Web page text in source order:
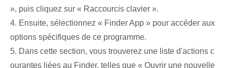
», puis cliquez sur « Raccourcis clavier ».
4. Ensuite, sélectionnez « Finder App » pour accéder aux
options spécifiques de ce programme.
5. Dans cette section, vous trouverez une liste d'actions c
ourantes liées au Finder, telles que « Ouvrir une nouvelle